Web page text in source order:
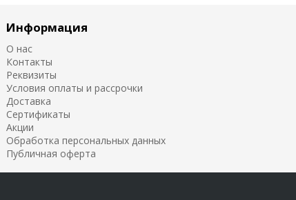
Информация
О нас
Контакты
Реквизиты
Условия оплаты и рассрочки
Доставка
Сертификаты
Акции
Обработка персональных данных
Публичная оферта